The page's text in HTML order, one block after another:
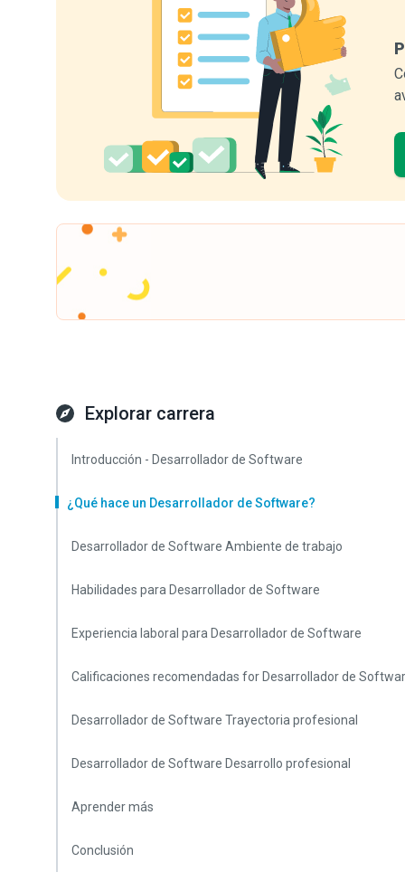
Explorar carrera
Introducción - Desarrollador de Software
¿Qué hace un Desarrollador de Software?
Desarrollador de Software Ambiente de trabajo
Habilidades para Desarrollador de Software
Experiencia laboral para Desarrollador de Software
Calificaciones recomendadas for Desarrollador de
Desarrollador de Software Trayectoria profesional
Desarrollador de Software Desarrollo profesional
Aprender más
Conclusión